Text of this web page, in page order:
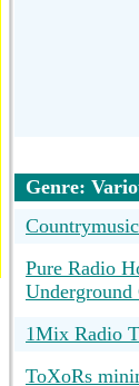
Genre:
Pure Radio
Underground
1Mix Radio
ToXoRs